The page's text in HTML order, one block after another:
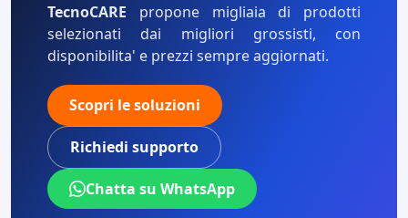
TecnoCARE propone migliaia di prodotti
selezionati dai migliori grossisti, con
disponibilita' e prezzi sempre aggiornati.
Scopri le soluzioni
Richiedi supporto
Chatta su WhatsApp